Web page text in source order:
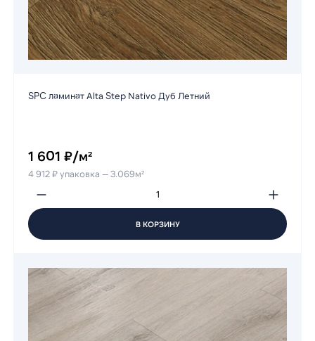
SPC ламинат Alta Step Nativo Дуб Летний
1 601 ₽/м²
4 912 ₽ упаковка — 3.069м²
В КОРЗИНУ